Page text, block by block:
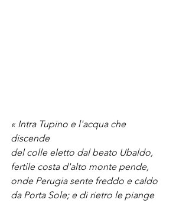
« Intra Tupino e l'acqua che
discende
del colle eletto dal beato Ubaldo,
fertile costa d'alto monte pende,
onde Perugia sente freddo e caldo​
da Porta Sole; e di rietro le piange